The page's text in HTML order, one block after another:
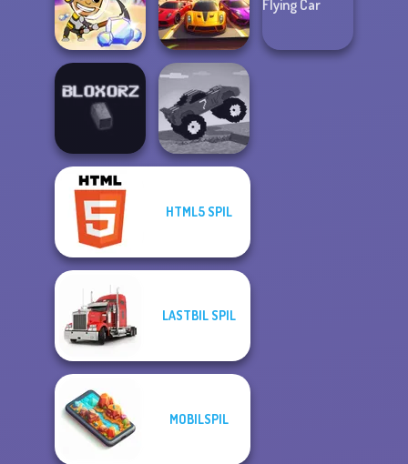
Block Color
Puzzle Blast
Balloon Match 3D
Idle Miner Space
Rush
Parking Fury 3D:
Beach City 2
Bloxorz
Funny Mad
HTML5 SPIL
LASTBIL SPIL
MOBILSPIL